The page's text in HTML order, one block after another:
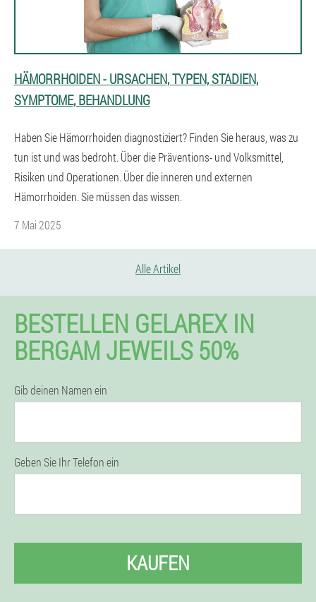
HÄMORRHOIDEN - URSACHEN, TYPEN, STADIEN,
SYMPTOME, BEHANDLUNG
Haben Sie Hämorrhoiden diagnostiziert? Finden Sie heraus, was zu
tun ist und was bedroht. Über die Präventions- und Volksmittel,
Risiken und Operationen. Über die inneren und externen
Hämorrhoiden. Sie müssen das wissen.
7 Mai 2025
Alle Artikel
BESTELLEN GELAREX IN
BERGAM JEWEILS 50%
Gib deinen Namen ein
Geben Sie Ihr Telefon ein
KAUFEN